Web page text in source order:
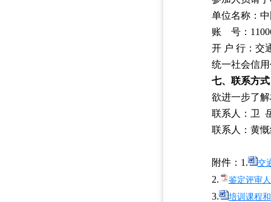
单位名称：
账 号：
开 户 行：交
统一社会信用
七、联系方式
欲进一步了
联系人：卫
联系人：黄
附件：1. 交
2. 鉴定评审
3. 培训课程